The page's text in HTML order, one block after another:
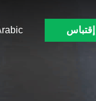
إقتباس